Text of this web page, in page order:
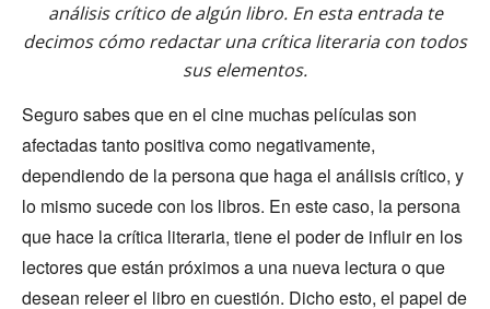
análisis crítico de algún libro. En esta entrada te
decimos cómo redactar una crítica literaria con todos
sus elementos.
Seguro sabes que en el cine muchas películas son
afectadas tanto positiva como negativamente,
dependiendo de la persona que haga el análisis crítico, y
lo mismo sucede con los libros. En este caso, la persona
que hace la crítica literaria, tiene el poder de influir en los
lectores que están próximos a una nueva lectura o que
desean releer el libro en cuestión. Dicho esto, el papel de